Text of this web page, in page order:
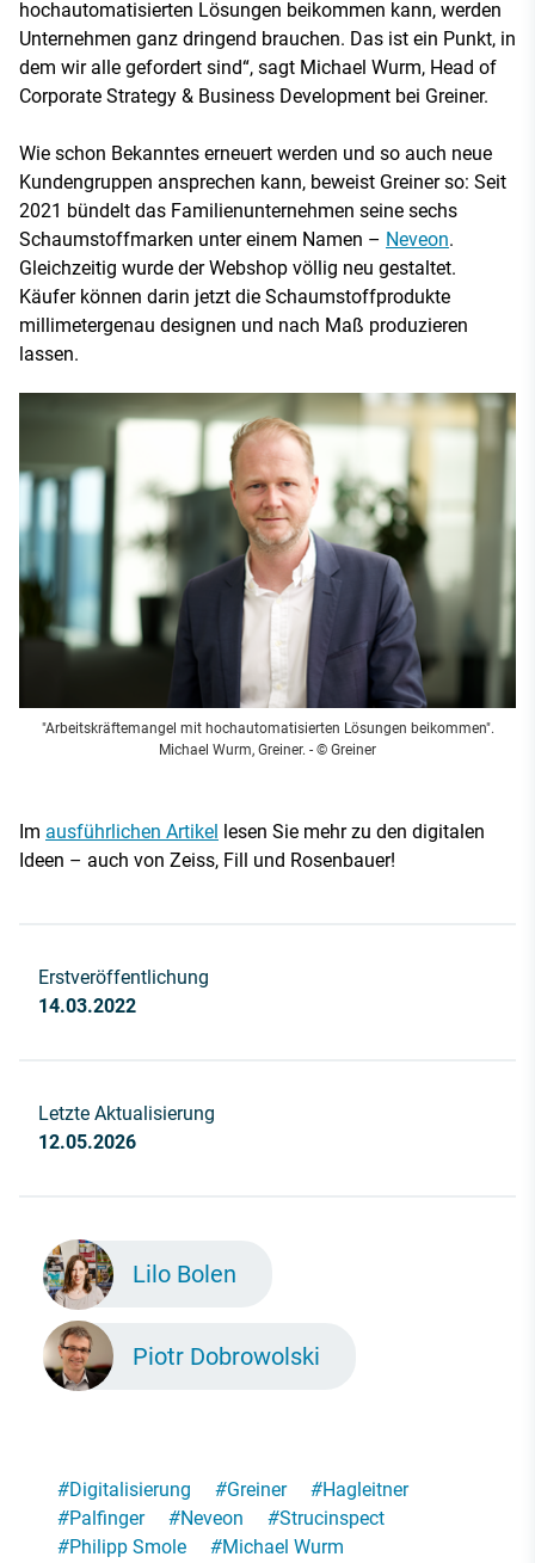
hochautomatisierten Lösungen beikommen kann, werden
Unternehmen ganz dringend brauchen. Das ist ein Punkt, in
dem wir alle gefordert sind“, sagt Michael Wurm, Head of
Corporate Strategy & Business Development bei Greiner.
Wie schon Bekanntes erneuert werden und so auch neue
Kundengruppen ansprechen kann, beweist Greiner so: Seit
2021 bündelt das Familienunternehmen seine sechs
Schaumstoffmarken unter einem Namen – Neveon.
Gleichzeitig wurde der Webshop völlig neu gestaltet.
Käufer können darin jetzt die Schaumstoffprodukte
millimetergenau designen und nach Maß produzieren
lassen.
"Arbeitskräftemangel mit hochautomatisierten Lösungen beikommen".
Michael Wurm, Greiner. - © Greiner
Im ausführlichen Artikel lesen Sie mehr zu den digitalen
Ideen – auch von Zeiss, Fill und Rosenbauer!
Erstveröffentlichung
14.03.2022
Letzte Aktualisierung
12.05.2026
Lilo Bolen
Piotr Dobrowolski
#Digitalisierung #Greiner #Hagleitner
#Palfinger #Neveon #Strucinspect
#Philipp Smole #Michael Wurm